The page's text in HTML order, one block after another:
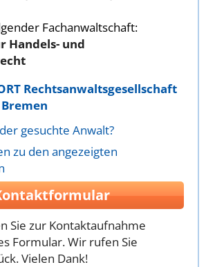
Fachanwaltschaft:
Handels- und
Rechtsanwaltsgesellschaft
Bremen
gesuchte Anwalt?
zu den angezeigten
Sie zur Kontaktaufnahme
Formular. Wir rufen Sie
Vielen Dank!